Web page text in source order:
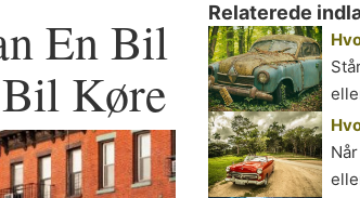
En Bil
Køre
Relaterede